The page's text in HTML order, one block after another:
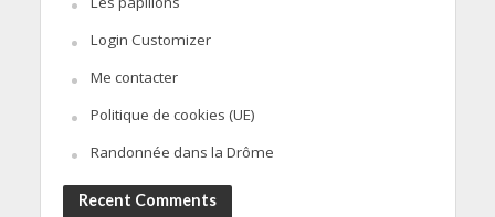
Login Customizer
Me contacter
Politique de cookies (UE)
Randonnée dans la Drôme
Recent Comments